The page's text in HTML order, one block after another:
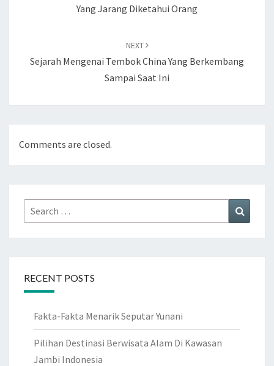
Yang Jarang Diketahui Orang
NEXT
Sejarah Mengenai Tembok China Yang Berkembang
Sampai Saat Ini
Comments are closed.
Search
for:
RECENT POSTS
Fakta-Fakta Menarik Seputar Yunani
Pilihan Destinasi Berwisata Alam Di Kawasan
Jambi Indonesia